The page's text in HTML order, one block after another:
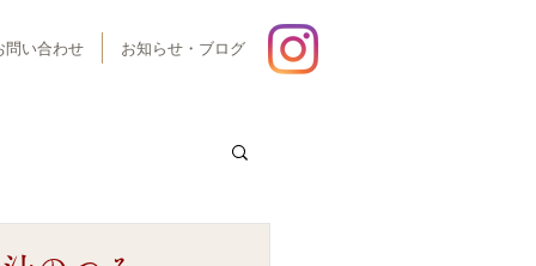
問い合わせ お知らせ・ブログ